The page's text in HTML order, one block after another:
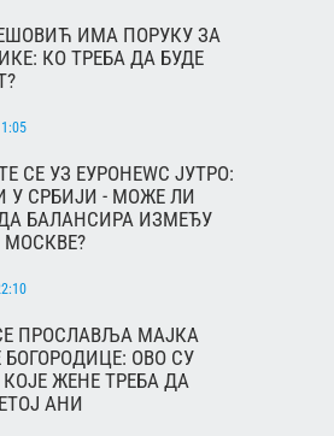
ИМА ПОРУКУ ЗА
КО ТРЕБА ДА БУДЕ
СЕ УЗ ЕУРОНЕWС ЈУТРО:
У СРБИЈИ - МОЖЕ ЛИ
БАЛАНСИРА ИЗМЕЂУ
МОСКВЕ?
ПРОСЛАВЉА МАЈКА
БОГОРОДИЦЕ: ОВО СУ
ЖЕНЕ ТРЕБА ДА
АНИ